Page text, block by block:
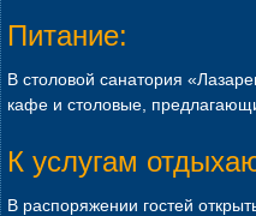
Питание:
В столовой санатория
кафе и столовые,
К услугам
В распоряжении гостей